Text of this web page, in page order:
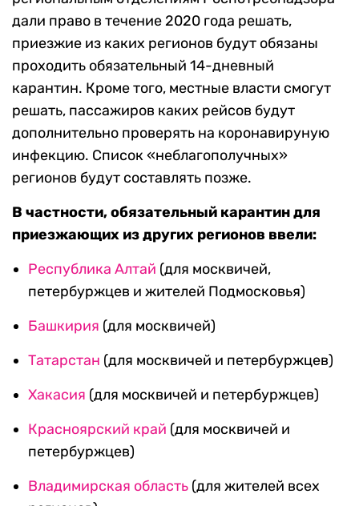
дали право в течение 2020 года решать,
приезжие из каких регионов будут обязаны
проходить обязательный 14-дневный
карантин. Кроме того, местные власти смогут
решать, пассажиров каких рейсов будут
дополнительно проверять на коронавируную
инфекцию. Список «неблагополучных»
регионов будут составлять позже.
В частности, обязательный карантин для
приезжающих из других регионов ввели:
Республика Алтай (для москвичей,
петербуржцев и жителей Подмосковья)
Башкирия (для москвичей)
Татарстан (для москвичей и петербуржцев)
Хакасия (для москвичей и петербуржцев)
Красноярский край (для москвичей и
петербуржцев)
Владимирская область (для жителей всех